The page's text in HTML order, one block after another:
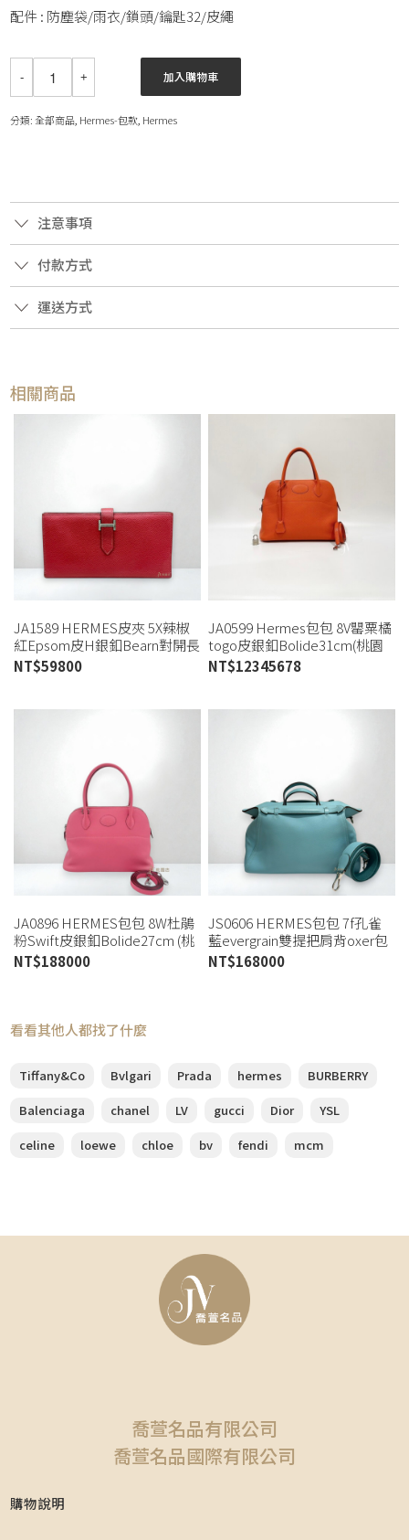
配件 : 防塵袋/雨衣/鎖頭/鑰匙32/皮繩
加入購物車
分類:全部商品 Hermes-包款 Hermes
注意事項
付款方式
運送方式
相關商品
JA1589 HERMES皮夾 5X辣椒
紅Epsom皮H銀釦Bearn對開長
夾 (桃園店)
NT$59800
JA0599 Hermes包包 8V罌粟橘
togo皮銀釦Bolide31cm(桃園
店)
NT$12345678
JA0896 HERMES包包 8W杜鵑
粉Swift皮銀釦Bolide27cm (桃
園店)
NT$188000
JS0606 HERMES包包 7f孔雀
藍evergrain雙提把肩背oxer包
(板橋店)
NT$168000
看看其他人都找了什麼
Tiffany&Co Bvlgari Prada hermes
BURBERRY
Balenciaga
chanel LV gucci Dior
YSL
celine
loewe chloe bv fendi mcm
喬萱名品有限公司
喬萱名品國際有限公司
購物說明